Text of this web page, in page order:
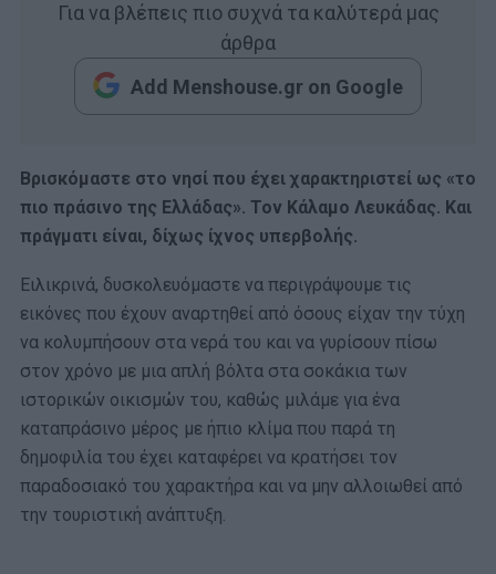
Για να βλέπεις πιο συχνά τα καλύτερά μας
άρθρα
Add Menshouse.gr on Google
Βρισκόμαστε στο νησί που έχει χαρακτηριστεί ως «το
πιο πράσινο της Ελλάδας». Τον Κάλαμο Λευκάδας. Και
πράγματι είναι, δίχως ίχνος υπερβολής.
Ειλικρινά, δυσκολευόμαστε να περιγράψουμε τις
εικόνες που έχουν αναρτηθεί από όσους είχαν την τύχη
να κολυμπήσουν στα νερά του και να γυρίσουν πίσω
στον χρόνο με μια απλή βόλτα στα σοκάκια των
ιστορικών οικισμών του, καθώς μιλάμε για ένα
καταπράσινο μέρος με ήπιο κλίμα που παρά τη
δημοφιλία του έχει καταφέρει να κρατήσει τον
παραδοσιακό του χαρακτήρα και να μην αλλοιωθεί από
την τουριστική ανάπτυξη.